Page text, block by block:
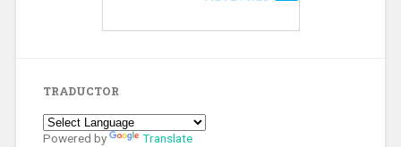
TRADUCTOR
Powered by Translate